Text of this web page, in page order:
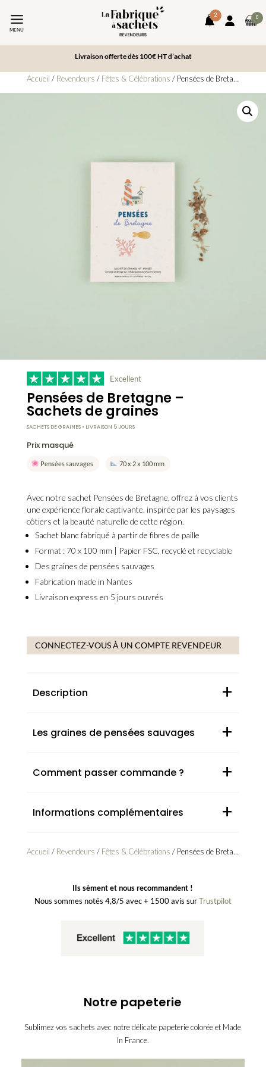
MENU
2
notifications
Mon
0
Livraison offerte dès 100€ HT d’achat
Accueil / Revendeurs / Fêtes & Célébrations / Pensées de Bretagne – Sachets de graines
Excellent
Pensées de Bretagne –
Sachets de graines
SACHETS DE GRAINES • LIVRAISON 5 JOURS
Prix masqué
Pensées sauvages 70 x 2 x 100 mm
Avec notre sachet Pensées de Bretagne, offrez à vos clients
une expérience florale captivante, inspirée par les paysages
côtiers et la beauté naturelle de cette région.
Sachet blancfabriqué à partir de fibres de paille
Format : 70 x 100 mm | Papier FSC, recyclé et recyclable
Des graines de pensées sauvages
Fabrication made in Nantes
Livraison express en 5 jours ouvrés
CONNECTEZ-VOUS À UN COMPTE REVENDEUR
Description +
Les graines de pensées sauvages +
Comment passer commande ? +
Informations complémentaires +
Accueil / Revendeurs / Fêtes & Célébrations / Pensées de Bretagne – Sachets de graines
Ils sèment et nous recommandent !
Nous sommes notés 4,8/5 avec + 1500 avis surTrustpilot
Notre papeterie
Sublimez vos sachets avec notre délicate papeterie colorée et Made
In France.